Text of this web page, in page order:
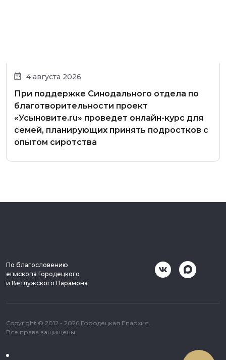
4 августа 2026
При поддержке Синодального отдела по
благотворительности проект
«Усыновите.ru» проведет онлайн-курс для
семей, планирующих принять подростков с
опытом сиротства
По благословению
епископа Городецкого
и Ветлужского Парамона
Copyright © 2012 - 2026 Городецкая Епархия.
Все права защищены